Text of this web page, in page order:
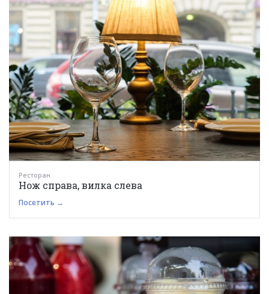
Ресторан
Нож справа, вилка слева
Посетить →